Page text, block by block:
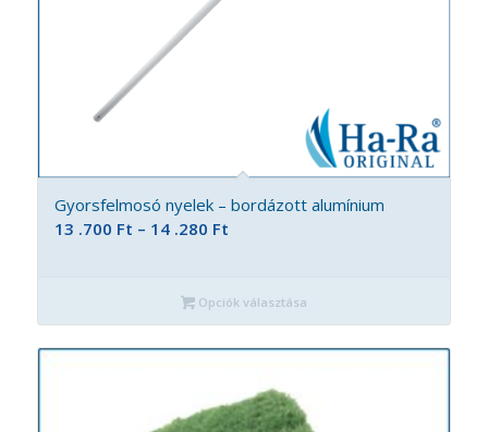
Gyorsfelmosó nyelek – bordázott alumínium
13 .700 Ft – 14 .280 FtÁrtartomány:
-
14
.280 Ft
Opciók választása